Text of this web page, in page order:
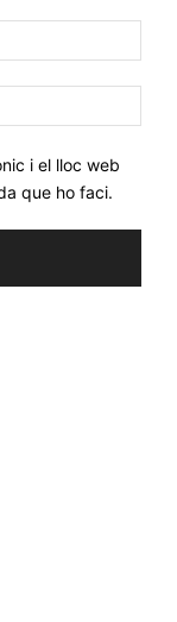
web:
i el lloc web
que ho faci.